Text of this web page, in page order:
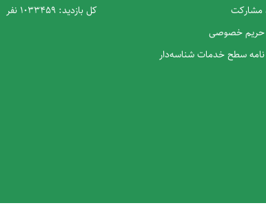
مشارکت
حریم خصوصی
نامه سطح خدمات شناسه‌دار
کل بازدید: 1033459 نفر